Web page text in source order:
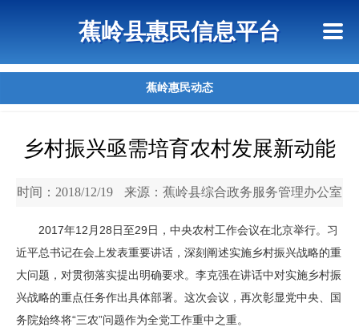
蕉岭县惠民信息平台
蕉岭惠民动态
乡村振兴亟需培育农村发展新动能
时间：2018/12/19 来源：蕉岭县综合政务服务管理办公室
2017年12月28日至29日，中央农村工作会议在北京举行。习
近平总书记在会上发表重要讲话，深刻阐述实施乡村振兴战略的重
大问题，对贯彻落实提出明确要求。李克强在讲话中对实施乡村振
兴战略的重点任务作出具体部署。这次会议，再次彰显党中央、国
务院始终将“三农”问题作为全党工作重中之重。